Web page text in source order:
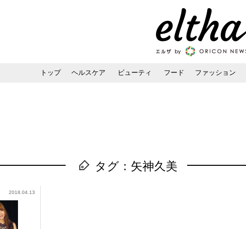
トップ ヘルスケア ビューティ フード ファッション
タグ：矢神久美
2018.04.13